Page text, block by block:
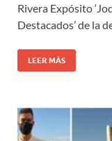
Rivera Expósito
Destacados’ de la
LEER MÁS